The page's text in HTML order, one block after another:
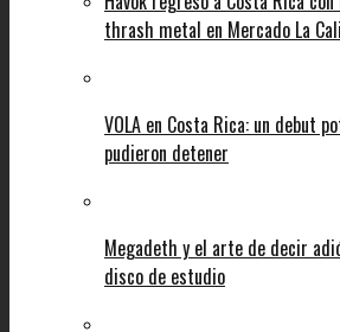
thrash metal en Mercado La
VOLA en Costa Rica: un debut
pudieron detener
Megadeth y el arte de decir
disco de estudio